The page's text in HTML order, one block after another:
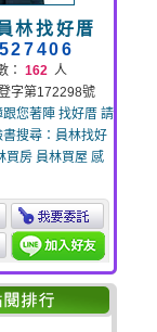
林找好厝
： 162 人
字第172298號
您著陣 找好厝 請
搜尋：員林找好
買房 員林買屋 感